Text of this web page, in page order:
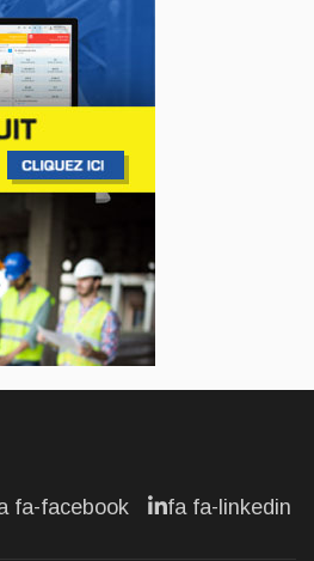
de ses Eletre au
recherche un partenaire
sa nouvelle Elantra
fa-facebook fa fa-linkedin